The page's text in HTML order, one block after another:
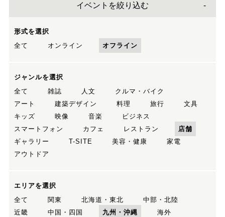
イベントを絞り込む
形式を選択
全て
オンライン オフライン
ジャンルを選択
全て
雑誌 人文
クルマ・バイク
アート
建築デザイン 料理 旅行
文具
キッズ
映像 音楽
ビジネス
スマートフォン
カフェ レストラン
店舗
ギャラリー
T-SITE 美容・健康
家電
アウトドア
エリアを選択
全て
関東 北海道・東北
中部・北陸
近畿
中国・四国 九州・沖縄 海外